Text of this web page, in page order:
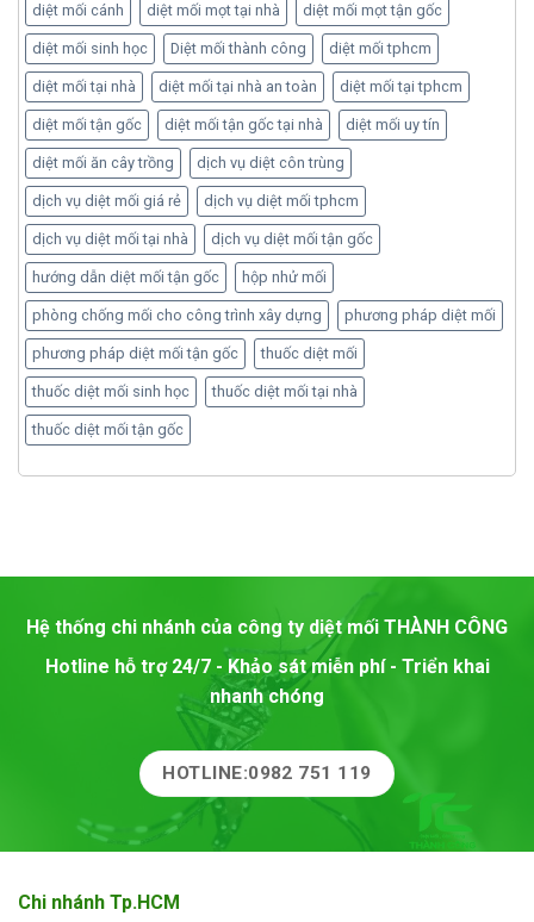
diệt mối cánh diệt mối mọt tại nhà diệt mối mọt tận gốc
diệt mối sinh học Diệt mối thành công diệt mối tphcm
diệt mối tại nhà diệt mối tại nhà an toàn diệt mối tại tphcm
diệt mối tận gốc diệt mối tận gốc tại nhà diệt mối uy tín
diệt mối ăn cây trồng dịch vụ diệt côn trùng
dịch vụ diệt mối giá rẻ dịch vụ diệt mối tphcm
dịch vụ diệt mối tại nhà dịch vụ diệt mối tận gốc
hướng dẫn diệt mối tận gốc hộp nhử mối
phòng chống mối cho công trình xây dựng phương pháp diệt mối
phương pháp diệt mối tận gốc thuốc diệt mối
thuốc diệt mối sinh học thuốc diệt mối tại nhà
thuốc diệt mối tận gốc
Hệ thống chi nhánh của công ty diệt mối THÀNH CÔNG
Hotline hỗ trợ 24/7 - Khảo sát miễn phí - Triển khai
nhanh chóng
HOTLINE:0982 751 119
Chi nhánh Tp.HCM